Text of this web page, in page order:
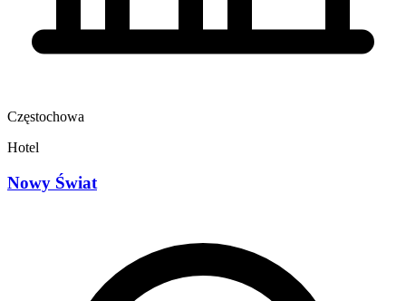
Częstochowa
Hotel
Nowy Świat